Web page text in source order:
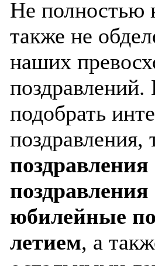
Не полностью
также не
наших
подобрать
поздравления,
юбилейные
летием, а